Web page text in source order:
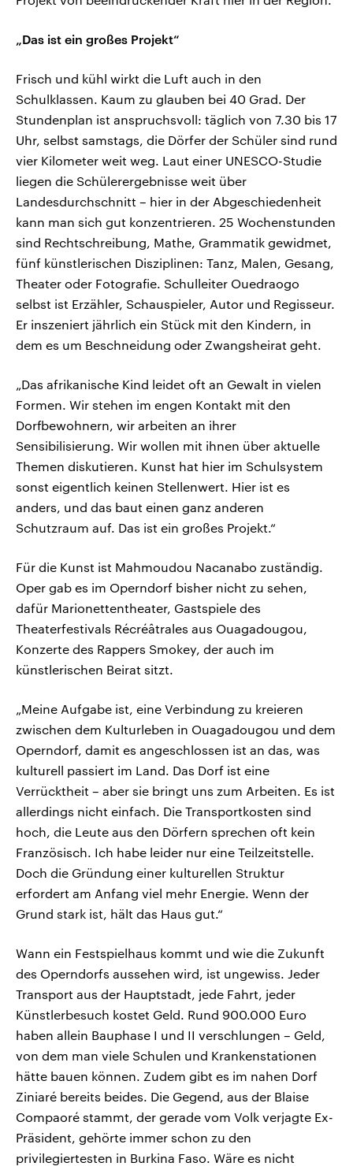
„Das ist ein großes Projekt“
Frisch und kühl wirkt die Luft auch in den
Schulklassen. Kaum zu glauben bei 40 Grad. Der
Stundenplan ist anspruchsvoll: täglich von 7.30 bis 17
Uhr, selbst samstags, die Dörfer der Schüler sind rund
vier Kilometer weit weg. Laut einer UNESCO-Studie
liegen die Schülerergebnisse weit über
Landesdurchschnitt – hier in der Abgeschiedenheit
kann man sich gut konzentrieren. 25 Wochenstunden
sind Rechtschreibung, Mathe, Grammatik gewidmet,
fünf künstlerischen Disziplinen: Tanz, Malen, Gesang,
Theater oder Fotografie. Schulleiter Ouedraogo
selbst ist Erzähler, Schauspieler, Autor und Regisseur.
Er inszeniert jährlich ein Stück mit den Kindern, in
dem es um Beschneidung oder Zwangsheirat geht.
„Das afrikanische Kind leidet oft an Gewalt in vielen
Formen. Wir stehen im engen Kontakt mit den
Dorfbewohnern, wir arbeiten an ihrer
Sensibilisierung. Wir wollen mit ihnen über aktuelle
Themen diskutieren. Kunst hat hier im Schulsystem
sonst eigentlich keinen Stellenwert. Hier ist es
anders, und das baut einen ganz anderen
Schutzraum auf. Das ist ein großes Projekt.“
Für die Kunst ist Mahmoudou Nacanabo zuständig.
Oper gab es im Operndorf bisher nicht zu sehen,
dafür Marionettentheater, Gastspiele des
Theaterfestivals Récréâtrales aus Ouagadougou,
Konzerte des Rappers Smokey, der auch im
künstlerischen Beirat sitzt.
„Meine Aufgabe ist, eine Verbindung zu kreieren
zwischen dem Kulturleben in Ouagadougou und dem
Operndorf, damit es angeschlossen ist an das, was
kulturell passiert im Land. Das Dorf ist eine
Verrücktheit – aber sie bringt uns zum Arbeiten. Es ist
allerdings nicht einfach. Die Transportkosten sind
hoch, die Leute aus den Dörfern sprechen oft kein
Französisch. Ich habe leider nur eine Teilzeitstelle.
Doch die Gründung einer kulturellen Struktur
erfordert am Anfang viel mehr Energie. Wenn der
Grund stark ist, hält das Haus gut.“
Wann ein Festspielhaus kommt und wie die Zukunft
des Operndorfs aussehen wird, ist ungewiss. Jeder
Transport aus der Hauptstadt, jede Fahrt, jeder
Künstlerbesuch kostet Geld. Rund 900.000 Euro
haben allein Bauphase I und II verschlungen – Geld,
von dem man viele Schulen und Krankenstationen
hätte bauen können. Zudem gibt es im nahen Dorf
Ziniaré bereits beides. Die Gegend, aus der Blaise
Compaoré stammt, der gerade vom Volk verjagte Ex-
Präsident, gehörte immer schon zu den
privilegiertesten in Burkina Faso. Wäre es nicht